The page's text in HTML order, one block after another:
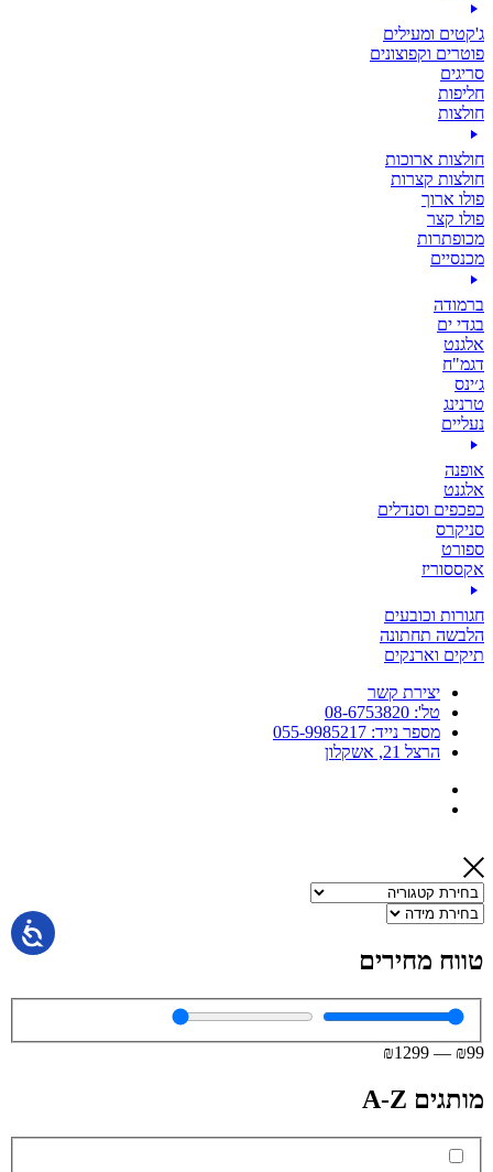
ג'קטים ומעילים
פוטרים וקפוצונים
סריגים
חליפות
חולצות
חולצות ארוכות
חולצות קצרות
פולו ארוך
פולו קצר
מכופתרות
מכנסיים
ברמודה
בגדי ים
אלגנט
דגמ"ח
ג׳ינס
טרנינג
נעליים
אופנה
אלגנט
כפכפים וסנדלים
סניקרס
ספורט
אקססוריז
חגורות וכובעים
הלבשה תחתונה
תיקים וארנקים
יצירת קשר
טל': 08-6753820
מספר נייד: 055-9985217
הרצל 21, אשקלון
טווח מחירים
₪99
—
₪1299
מותגים A-Z